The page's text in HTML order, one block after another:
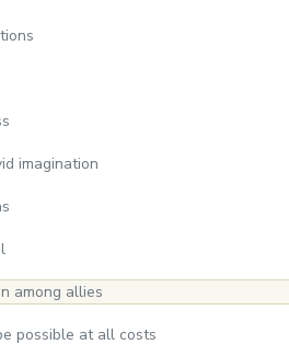
imagination
among allies
possible at all costs